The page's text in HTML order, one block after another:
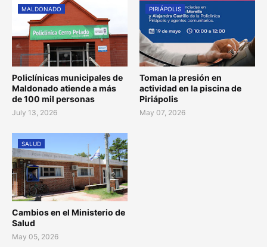
MALDONADO
Policlínicas municipales de
Maldonado atiende a más
de 100 mil personas
July 13, 2026
PIRIÁPOLIS
Toman la presión en
actividad en la piscina de
Piriápolis
May 07, 2026
SALUD
Cambios en el Ministerio de
Salud
May 05, 2026